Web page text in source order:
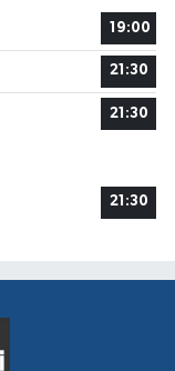
19:00
21:30
21:30
21:30